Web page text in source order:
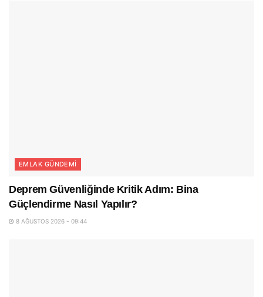
EMLAK GÜNDEMI
Deprem Güvenliğinde Kritik Adım: Bina
Güçlendirme Nasıl Yapılır?
8 AĞUSTOS 2026 - 09:44